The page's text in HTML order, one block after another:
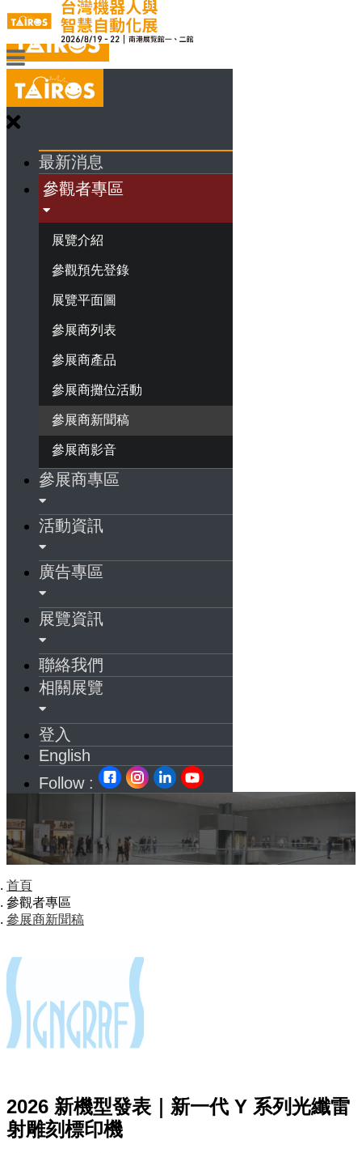
最新消息
參觀者專區
展覽介紹
參觀預先登錄
展覽平面圖
參展商列表
參展商產品
參展商攤位活動
參展商新聞稿
參展商影音
參展商專區
活動資訊
廣告專區
展覽資訊
聯絡我們
相關展覽
登入
English
Follow :
首頁
參觀者專區
參展商新聞稿
2026 新機型發表｜新一代 Y 系列光纖雷
射雕刻標印機